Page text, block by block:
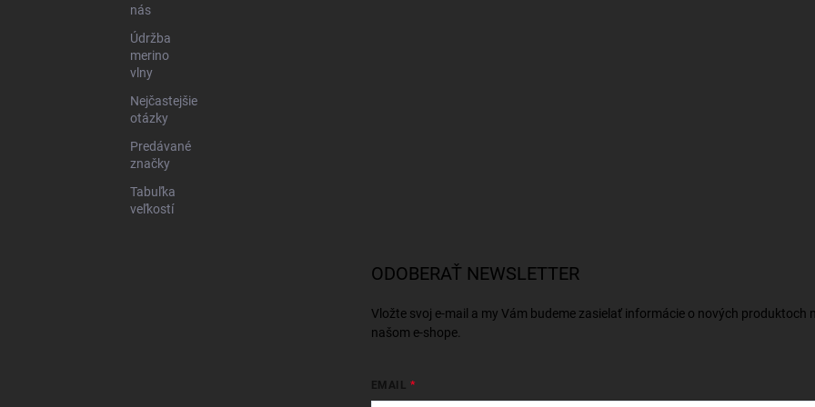
nás
Údržba
merino
vlny
Nejčastejšie
otázky
Predávané
značky
Tabuľka
veľkostí
ODOBERAŤ NEWSLETTER
Vložte svoj e-mail a my Vám budeme zasielať informácie o nových produktoch
našom e-shope.
EMAIL